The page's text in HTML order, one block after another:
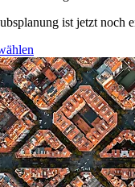
ist jetzt noch